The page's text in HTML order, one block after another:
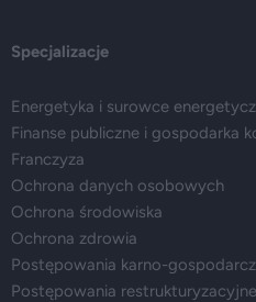
Specjalizacje
Energetyka i surowce
Finanse publiczne i gospodarka
Franczyza
Ochrona danych osobowych
Ochrona środowiska
Ochrona zdrowia
Postępowania karno-
Postępowania